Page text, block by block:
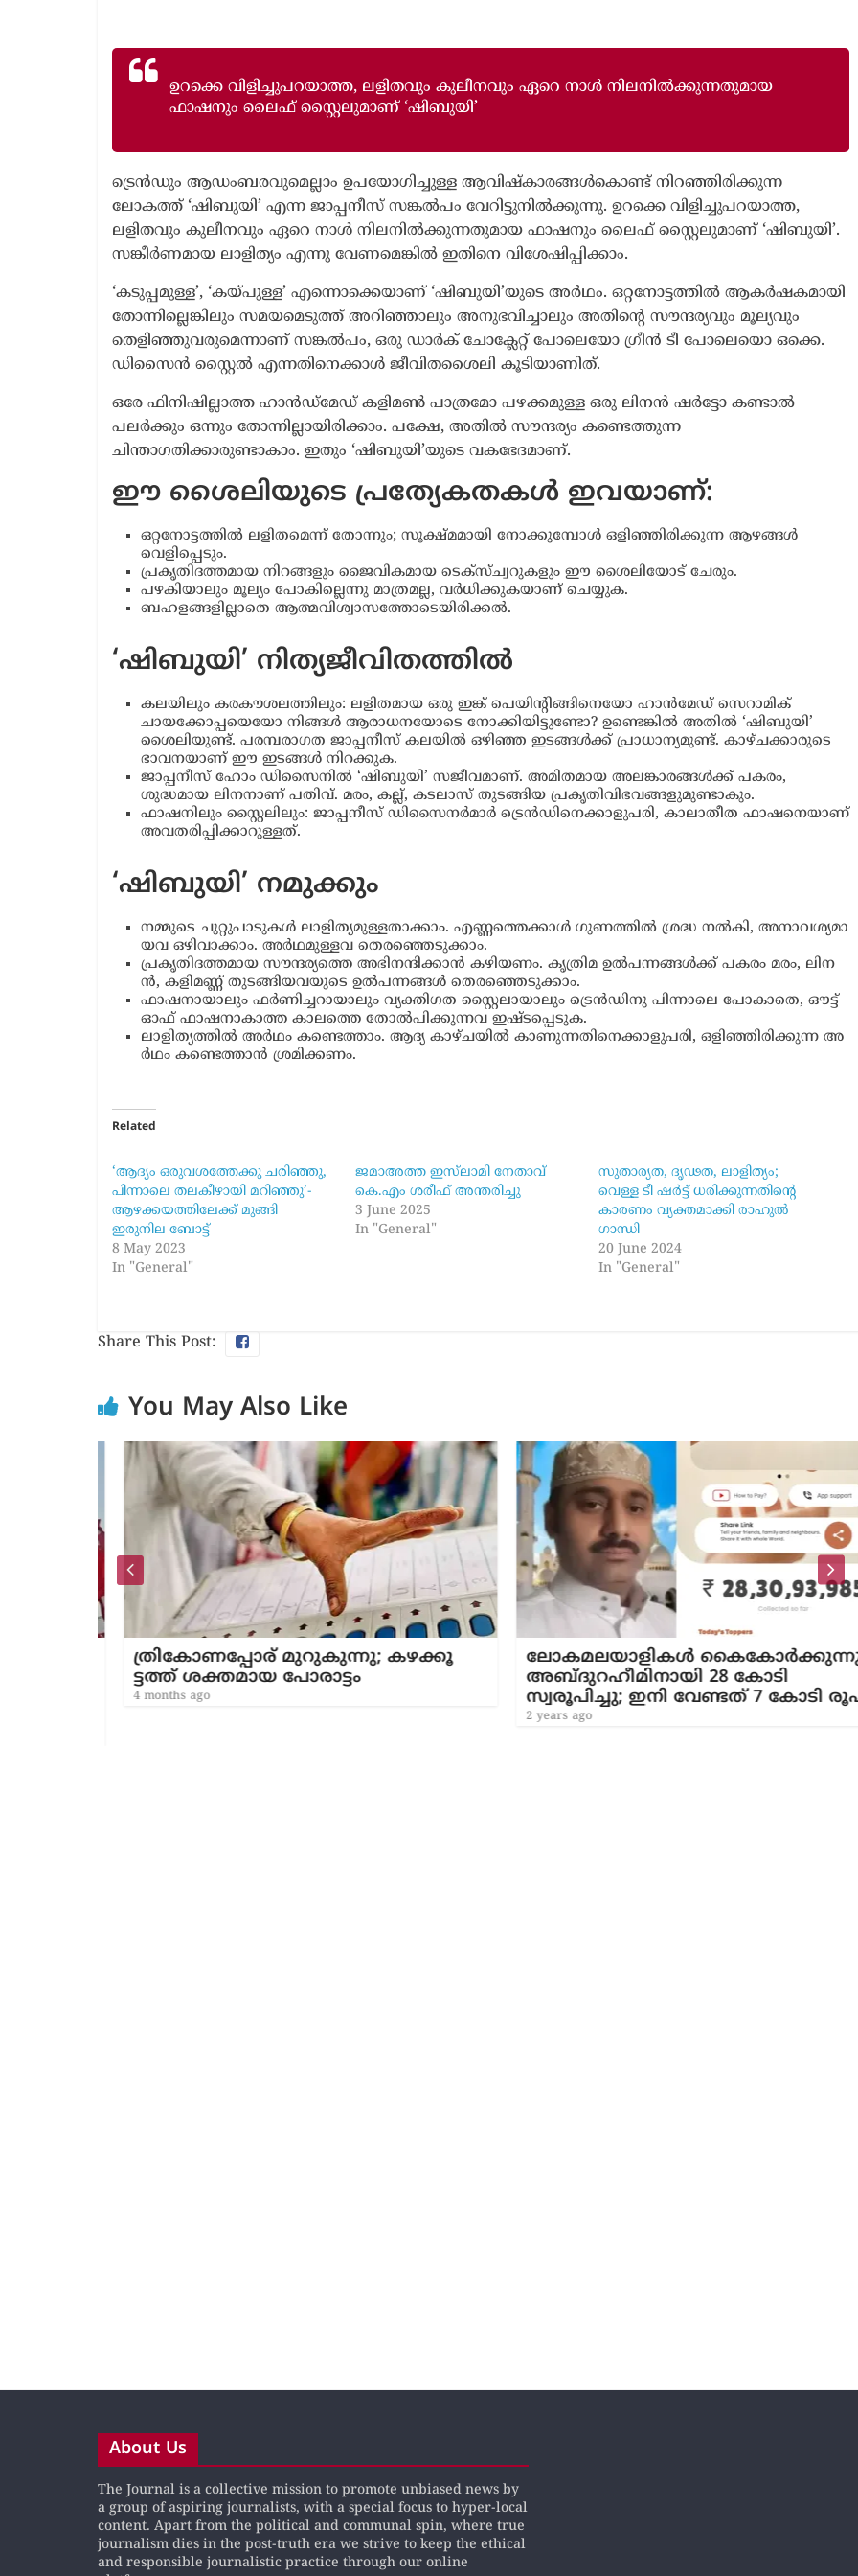
ഉറക്കെ വിളിച്ചുപറയാത്ത, ലളിതവും കുലീനവും ഏറെ നാൾ നിലനിൽക്കുന്നതുമായ
ഫാഷനും ലൈഫ് സ്റ്റൈലുമാണ് ‘ഷിബുയി’
ട്രെൻഡും ആഡംബരവുമെല്ലാം ഉപയോഗിച്ചുള്ള ആവിഷ്‍കാരങ്ങൾകൊണ്ട് നിറഞ്ഞിരിക്കുന്ന
ലോകത്ത് ‘ഷിബുയി’ എന്ന ജാപ്പനീസ് സങ്കൽപം വേറിട്ടുനിൽക്കുന്നു. ഉറക്കെ വിളിച്ചുപറയാത്ത,
ലളിതവും കുലീനവും ഏറെ നാൾ നിലനിൽക്കുന്നതുമായ ഫാഷനും ലൈഫ് സ്റ്റൈലുമാണ് ‘ഷിബുയി’.
സങ്കീർണമായ ലാളിത്യം എന്നു വേണമെങ്കിൽ ഇതിനെ വിശേഷിപ്പിക്കാം.
‘കടുപ്പമുള്ള’, ‘കയ്പുള്ള’ എന്നൊക്കെയാണ് ‘ഷിബുയി’യുടെ അർഥം. ഒറ്റനോട്ടത്തിൽ ആകർഷകമായി
തോന്നില്ലെങ്കിലും സമയമെടുത്ത് അറിഞ്ഞാലും അനുഭവിച്ചാലും അതിന്റെ സൗന്ദര്യവും മൂല്യവും
തെളിഞ്ഞുവരുമെന്നാണ് സങ്കൽപം, ഒരു ഡാർക് ചോക്ലേറ്റ് പോലെയോ ഗ്രീൻ ടീ പോലെയൊ ഒക്കെ.
ഡിസൈൻ സ്റ്റൈൽ എന്നതിനെക്കാൾ ജീവിതശൈലി കൂടിയാണിത്.
ഒരേ ഫിനിഷില്ലാത്ത ഹാൻഡ്മേഡ് കളിമൺ പാത്രമോ പഴക്കമുള്ള ഒരു ലിനൻ ഷർട്ടോ കണ്ടാൽ
പലർക്കും ഒന്നും തോന്നില്ലായിരിക്കാം. പക്ഷേ, അതിൽ സൗന്ദര്യം കണ്ടെത്തുന്ന
ചിന്താഗതിക്കാരുണ്ടാകാം. ഇതും ‘ഷിബുയി’യുടെ വകഭേദമാണ്.
ഈ ശൈലിയുടെ പ്രത്യേകതകൾ ഇവയാണ്:
ഒറ്റനോട്ടത്തിൽ ലളിതമെന്ന് തോന്നും; സൂക്ഷ്മമായി നോക്കുമ്പോൾ ഒളിഞ്ഞിരിക്കുന്ന ആഴങ്ങൾ
വെളിപ്പെടും.
പ്രകൃതിദത്തമായ നിറങ്ങളും ജൈവികമായ ടെക്സ്ച്വറുകളും ഈ ശൈലിയോട് ചേരും.
പഴകിയാലും മൂല്യം പോകില്ലെന്നു മാത്രമല്ല, വർധിക്കുകയാണ് ചെയ്യുക.
ബഹളങ്ങളില്ലാതെ ആത്മവിശ്വാസത്തോടെയിരിക്കൽ.
‘ഷിബുയി’ നിത്യജീവിതത്തിൽ
കലയിലും കരകൗശലത്തിലും: ലളിതമായ ഒരു ഇങ്ക് പെയിന്റിങ്ങിനെയോ ഹാൻമേഡ് സെറാമിക്
ചായക്കോപ്പയെയോ നിങ്ങൾ ആരാധനയോടെ നോക്കിയിട്ടുണ്ടോ? ഉണ്ടെങ്കിൽ അതിൽ ‘ഷിബുയി’
ശൈലിയുണ്ട്. പരമ്പരാഗത ജാപ്പനീസ് കലയിൽ ഒഴിഞ്ഞ ഇടങ്ങൾക്ക് പ്രാധാന്യമുണ്ട്. കാഴ്ചക്കാരുടെ
ഭാവനയാണ് ഈ ഇടങ്ങൾ നിറക്കുക.
ജാപ്പനീസ് ഹോം ഡിസൈനിൽ ‘ഷിബുയി’ സജീവമാണ്. അമിതമായ അലങ്കാരങ്ങൾക്ക് പകരം,
ശുദ്ധമായ ലിനനാണ് പതിവ്. മരം, കല്ല്, കടലാസ് തുടങ്ങിയ പ്രകൃതിവിഭവങ്ങളുമുണ്ടാകും.
ഫാഷനിലും സ്റ്റൈലിലും: ജാപ്പനീസ് ഡിസൈനർമാർ ട്രെൻഡിനെക്കാളുപരി, കാലാതീത ഫാഷനെയാണ്
അവതരിപ്പിക്കാറുള്ളത്.
‘ഷി​ബു​യി’ ന​മു​ക്കും
ന​മ്മു​ടെ ചു​റ്റു​പാ​ടു​ക​ൾ ലാ​ളി​ത്യ​മു​ള്ള​താ​ക്കാം. എ​ണ്ണ​ത്തെ​ക്കാ​ൾ ഗു​ണ​ത്തി​ൽ ശ്ര​ദ്ധ ന​ൽ​കി, അ​നാ​വ​ശ്യ​മാ​
യ​വ ഒ​ഴി​വാ​ക്കാം. അ​ർ​ഥ​മു​ള്ള​വ തെ​ര​ഞ്ഞെ​ടു​ക്കാം.
പ്ര​കൃ​തി​ദ​ത്ത​മാ​യ സൗ​ന്ദ​ര്യ​ത്തെ അ​ഭി​ന​ന്ദി​ക്കാ​ൻ ക​ഴി​യ​ണം. കൃ​ത്രി​മ ഉ​ൽ​പ​ന്ന​ങ്ങ​ൾ​ക്ക് പ​ക​രം മ​രം, ലി​ന​
ൻ, ക​ളി​മ​ണ്ണ് തു​ട​ങ്ങി​യ​വ​യു​ടെ ഉ​ൽ​പ​ന്ന​ങ്ങ​ൾ തെ​ര​ഞ്ഞെ​ടു​ക്കാം.
ഫാ​ഷ​നാ​യാ​ലും ഫ​ർ​ണി​ച്ച​റാ​യാ​ലും വ്യ​ക്തി​ഗ​ത സ്റ്റൈ​ലാ​യാ​ലും ട്രെ​ൻ​ഡി​നു പി​ന്നാ​ലെ പോ​കാ​തെ, ഔ​ട്ട്
ഓ​ഫ് ഫാ​ഷ​നാ​കാ​ത്ത കാ​ല​ത്തെ തോ​ൽ​പി​ക്കു​ന്ന​വ ഇ​ഷ്ട​പ്പെ​ടു​ക.
ലാ​ളി​ത്യ​ത്തി​ൽ അ​ർ​ഥം ക​ണ്ടെ​ത്താം. ആ​ദ്യ കാ​ഴ്ച​യി​ൽ കാ​ണു​ന്ന​തി​നെ​ക്കാ​ളു​പ​രി, ഒ​ളി​ഞ്ഞി​രി​ക്കു​ന്ന അ​
ർ​ഥം ക​ണ്ടെ​ത്താ​ൻ ശ്ര​മി​ക്ക​ണം.
Related
‘ആദ്യം ഒരുവശത്തേക്കു ചരിഞ്ഞു,
പിന്നാലെ തലകീഴായി മറിഞ്ഞു’-
ആഴക്കയത്തിലേക്ക് മുങ്ങി
ഇരുനില ബോട്ട്
8 May 2023
In "General"
ജമാഅത്ത ഇസ്‌ലാമി നേതാവ്
കെ.എം ശരീഫ് അന്തരിച്ചു
3 June 2025
In "General"
സുതാര്യത, ദൃഢത, ലാളിത്യം;
വെള്ള ടീ ഷർട്ട് ധരിക്കുന്നതിന്റെ
കാരണം വ്യക്തമാക്കി രാഹുൽ
ഗാന്ധി
20 June 2024
In "General"
Share This Post:
You May Also Like
ത്രി​കോ​ണ​പ്പോ​ര് മുറുകുന്നു; ക​ഴ​ക്കൂ​
ട്ടത്ത് ശക്തമായ പോരാട്ടം
4 months ago
ലോകമലയാളികൾ കൈകോർക്കുന്നു;
അബ്ദുറഹീമിനായി 28 കോടി
സ്വരൂപിച്ചു; ഇനി വേണ്ടത് 7 കോടി രൂപ
2 years ago
About Us
The Journal is a collective mission to promote unbiased news by
a group of aspiring journalists, with a special focus to hyper-local
content. Apart from the political and communal spin, where true
journalism dies in the post-truth era we strive to keep the ethical
and responsible journalistic practice through our online